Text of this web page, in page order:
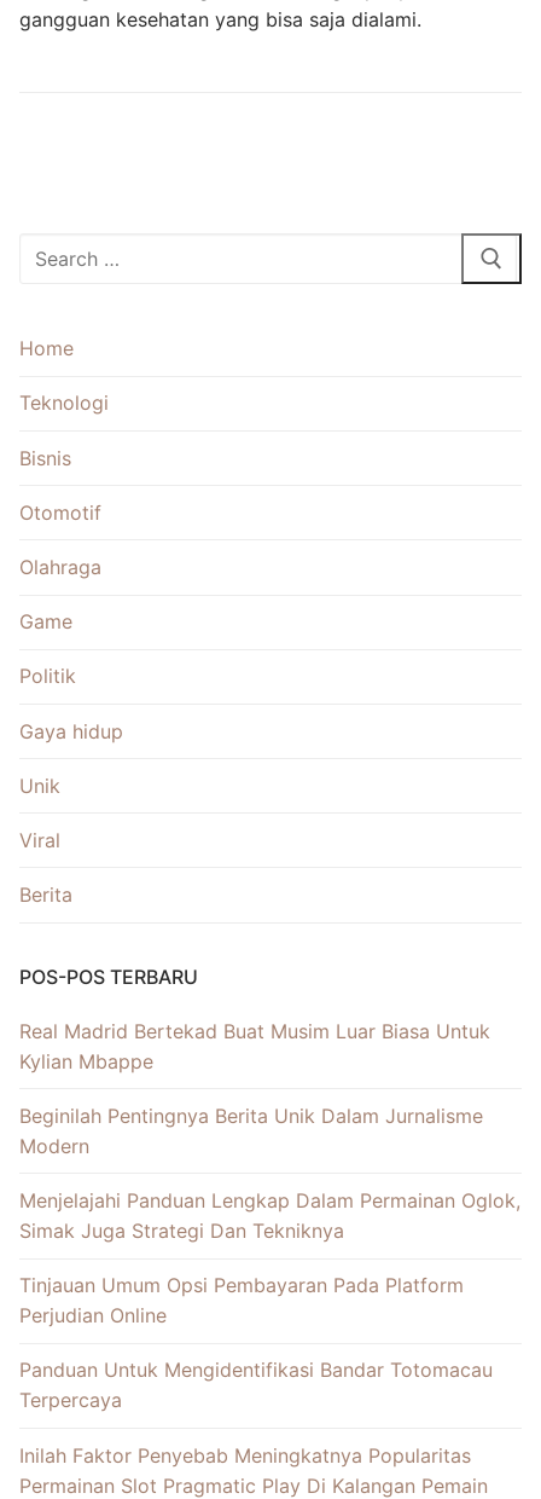
gangguan kesehatan yang bisa saja dialami.
Cari:
Home
Teknologi
Bisnis
Otomotif
Olahraga
Game
Politik
Gaya hidup
Unik
Viral
Berita
POS-POS TERBARU
Real Madrid Bertekad Buat Musim Luar Biasa Untuk
Kylian Mbappe
Beginilah Pentingnya Berita Unik Dalam Jurnalisme
Modern
Menjelajahi Panduan Lengkap Dalam Permainan Oglok,
Simak Juga Strategi Dan Tekniknya
Tinjauan Umum Opsi Pembayaran Pada Platform
Perjudian Online
Panduan Untuk Mengidentifikasi Bandar Totomacau
Terpercaya
Inilah Faktor Penyebab Meningkatnya Popularitas
Permainan Slot Pragmatic Play Di Kalangan Pemain